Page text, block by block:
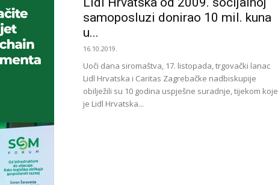
samoposluzi donirao 10 mil. kuna
u...
16.10.2019.
Uoči dana siromaštva, 17. listopada, trgovački lanac
Lidl Hrvatska i Caritas Zagrebačke nadbiskupije
obilježili su 10 godina uspješne suradnje, tijekom koje
je Lidl Hrvatska...